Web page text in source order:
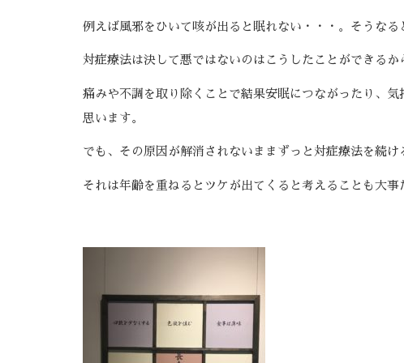
例えば風邪をひいて咳が出ると眠れない・・・。そうな
対症療法は決して悪ではないのはこうしたことができるか
痛みや不調を取り除くことで結果安眠につながったり、
思います。
でも、その原因が解消されないままずっと対症療法を続け
それは年齢を重ねるとツケが出てくると考えることも大事